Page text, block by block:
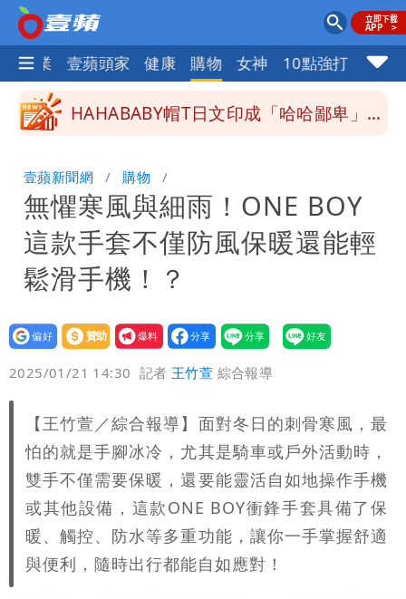
標企業 壹蘋頭家 健康 購物 女神 10點強打
去年相同無降格也沒收到台灣抗議
白海豚颱風掰了！23:30氣象署解除海上
颱風警報
清大校長高為元道歉！赴美求職認了「我
對文化差異理解不足」
HAHABABY帽T日文印成「哈哈鄙卑」
知道颱風假要有依據
李逸洋批原爆典禮矮化台灣 長崎市：與
去年相同無降格也沒收到台灣抗議
壹蘋新聞網 購物
無懼寒風與細雨！ONE BOY
這款手套不僅防風保暖還能輕
鬆滑手機！？
設為
贊助
我要
爆料
2025/01/21 14:30 記者王竹萱 綜合報導
【王竹萱／綜合報導】面對冬日的刺骨寒風，最
怕的就是手腳冰冷，尤其是騎車或戶外活動時，
雙手不僅需要保暖，還要能靈活自如地操作手機
或其他設備，這款ONE BOY衝鋒手套具備了保
暖、觸控、防水等多重功能，讓你一手掌握舒適
與便利，隨時出行都能自如應對！